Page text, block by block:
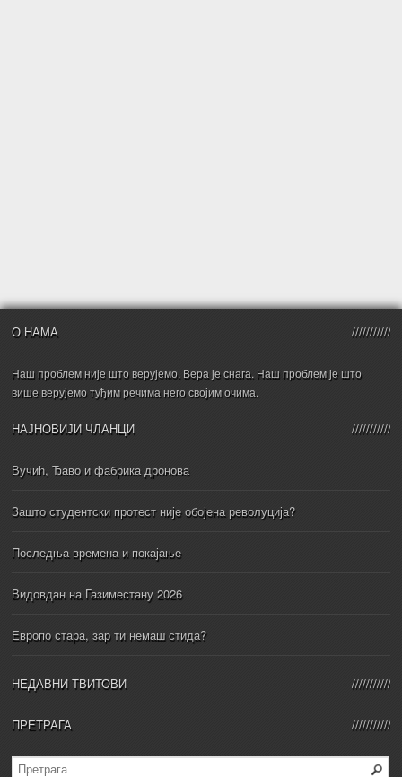
О НАМА
Наш проблем није што верујемо. Вера је снага. Наш проблем је што
више верујемо туђим речима него својим очима.
НАЈНОВИЈИ ЧЛАНЦИ
Вучић, Ђаво и фабрика дронова
Зашто студентски протест није обојена револуција?
Последња времена и покајање
Видовдан на Газиместану 2026
Европо стара, зар ти немаш стида?
НЕДАВНИ ТВИТОВИ
ПРЕТРАГА